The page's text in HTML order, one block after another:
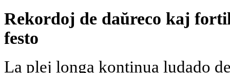
Rekordoj de daŭreco kaj
festo
La plej longa kontinua ludado